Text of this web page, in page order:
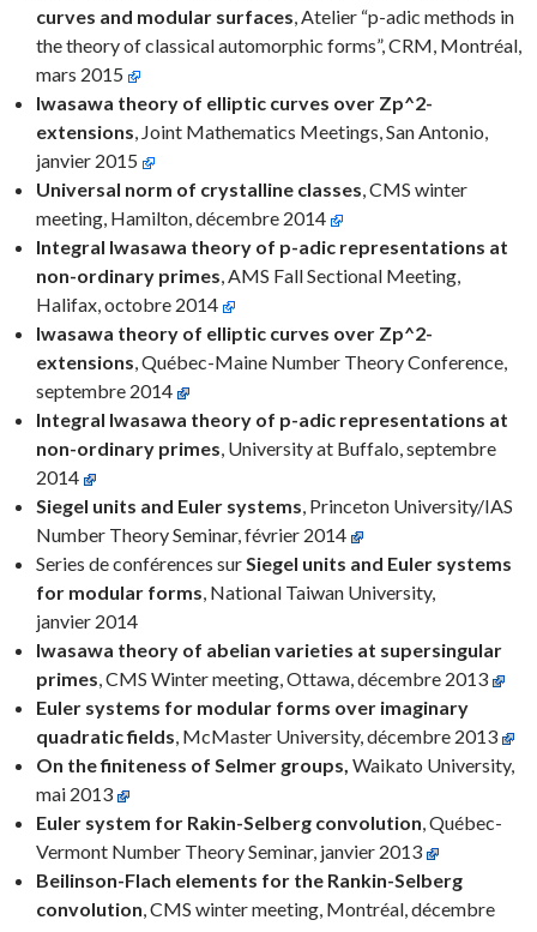
curves and modular surfaces, Atelier “p-adic methods in
the theory of classical automorphic forms”, CRM, Montréal,
mars 2015
Iwasawa theory of elliptic curves over Zp^2-
extensions, Joint Mathematics Meetings, San Antonio,
janvier 2015
Universal norm of crystalline classes, CMS winter
meeting, Hamilton, décembre 2014
Integral Iwasawa theory of p-adic representations at
non-ordinary primes, AMS Fall Sectional Meeting,
Halifax, octobre 2014
Iwasawa theory of elliptic curves over Zp^2-
extensions, Québec-Maine Number Theory Conference,
septembre 2014
Integral Iwasawa theory of p-adic representations at
non-ordinary primes, University at Buffalo, septembre
2014
Siegel units and Euler systems, Princeton University/IAS
Number Theory Seminar, février 2014
Series de conférences surSiegel units and Euler systems
for modular forms, National Taiwan University,
janvier 2014
Iwasawa theory of abelian varieties at supersingular
primes, CMS Winter meeting, Ottawa, décembre 2013
Euler systems for modular forms over imaginary
quadratic fields, McMaster University, décembre 2013
On the finiteness of Selmer groups, Waikato University,
mai 2013
Euler system for Rakin-Selberg convolution,Québec-
Vermont Number Theory Seminar, janvier 2013
Beilinson-Flach elements for the Rankin-Selberg
convolution, CMS winter meeting, Montréal, décembre